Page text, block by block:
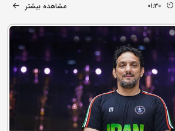
01:30 مشاهده بیشتر